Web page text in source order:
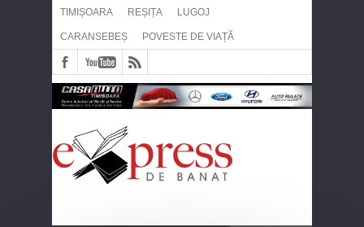
TIMIȘOARA REȘIȚA LUGOJ
CARANSEBEȘ POVESTE DE VIAȚĂ